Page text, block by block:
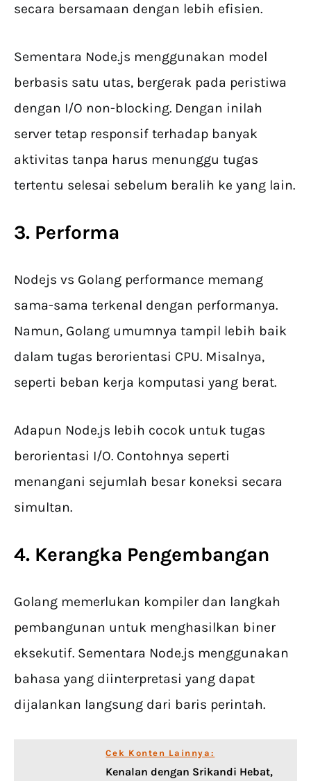
secara bersamaan dengan lebih efisien.
Sementara Node.js menggunakan model
berbasis satu utas, bergerak pada peristiwa
dengan I/O non-blocking. Dengan inilah
server tetap responsif terhadap banyak
aktivitas tanpa harus menunggu tugas
tertentu selesai sebelum beralih ke yang lain.
3. Performa
Nodejs vs Golang performance memang
sama-sama terkenal dengan performanya.
Namun, Golang umumnya tampil lebih baik
dalam tugas berorientasi CPU. Misalnya,
seperti beban kerja komputasi yang berat.
Adapun Node.js lebih cocok untuk tugas
berorientasi I/O. Contohnya seperti
menangani sejumlah besar koneksi secara
simultan.
4. Kerangka Pengembangan
Golang memerlukan kompiler dan langkah
pembangunan untuk menghasilkan biner
eksekutif. Sementara Node.js menggunakan
bahasa yang diinterpretasi yang dapat
dijalankan langsung dari baris perintah.
Cek Konten Lainnya:
Kenalan dengan Srikandi Hebat,